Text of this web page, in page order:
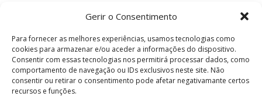
Gerir o Consentimento
Para fornecer as melhores experiências, usamos tecnologias como
cookies para armazenar e/ou aceder a informações do dispositivo.
Consentir com essas tecnologias nos permitirá processar dados, como
comportamento de navegação ou IDs exclusivos neste site. Não
consentir ou retirar o consentimento pode afetar negativamante certos
recursos e funções.